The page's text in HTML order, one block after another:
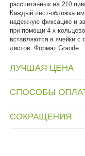
рассчитанных на 210
Каждый лист-обложка
надежную фиксацию и
при помощи 4-х
вставляются в ячейки
листов. Формат Grande.
ЛУЧШАЯ ЦЕНА
СПОСОБЫ
СОКРАЩЕНИЯ